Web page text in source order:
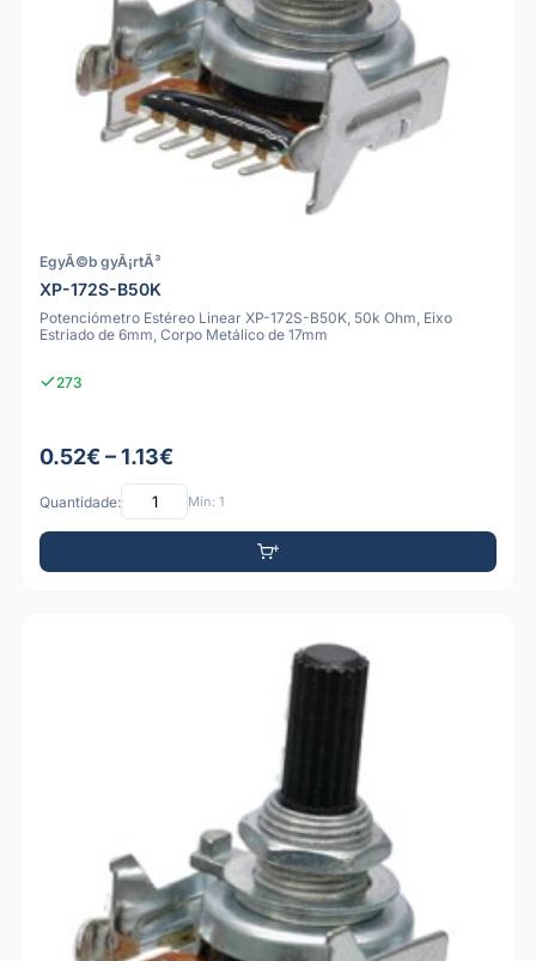
EgyÃ©b gyÃ¡rtÃ³
XP-172S-B50K
Potenciómetro Estéreo Linear XP-172S-B50K, 50k Ohm, Eixo
Estriado de 6mm, Corpo Metálico de 17mm
273
0.52€ – 1.13€
Quantidade: Mín: 1